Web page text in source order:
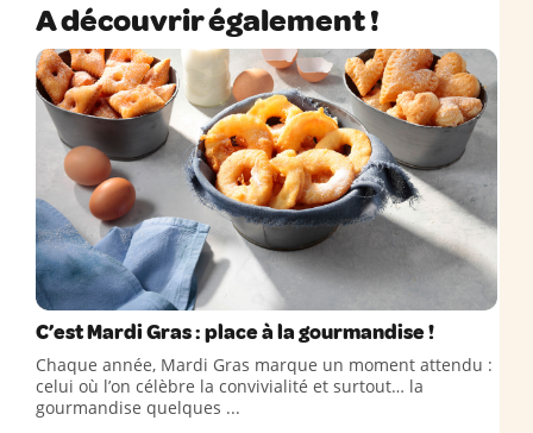
A découvrir également !
C’est Mardi Gras : place à la gourmandise !
Chaque année, Mardi Gras marque un moment attendu :
celui où l’on célèbre la convivialité et surtout… la
gourmandise quelques ...